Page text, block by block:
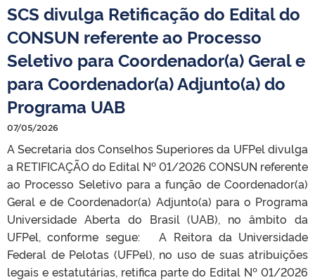
SCS divulga Retificação do Edital do
CONSUN referente ao Processo
Seletivo para Coordenador(a) Geral e
para Coordenador(a) Adjunto(a) do
Programa UAB
07/05/2026
A Secretaria dos Conselhos Superiores da UFPel divulga
a RETIFICAÇÃO do Edital Nº 01/2026 CONSUN referente
ao Processo Seletivo para a função de Coordenador(a)
Geral e de Coordenador(a) Adjunto(a) para o Programa
Universidade Aberta do Brasil (UAB), no âmbito da
UFPel, conforme segue: A Reitora da Universidade
Federal de Pelotas (UFPel), no uso de suas atribuições
legais e estatutárias, retifica parte do Edital Nº 01/2026